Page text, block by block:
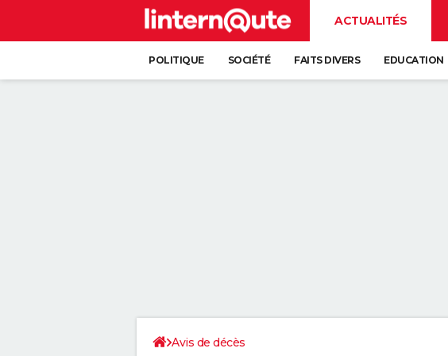
ACTUALITÉS
POLITIQUE SOCIÉTÉ FAITS DIVERS EDUCATION
Avis de décès